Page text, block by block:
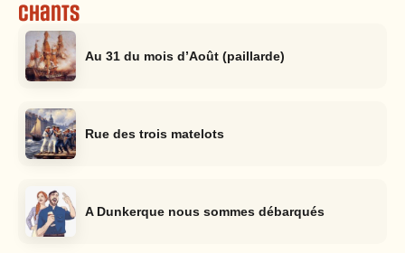
Chants
Au 31 du mois d’Août (paillarde)
Rue des trois matelots
A Dunkerque nous sommes débarqués